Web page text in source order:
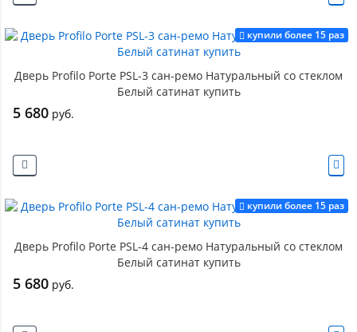
купили более 15 раз
Дверь Profilo Porte PSL-3 сан-ремо Натуральный со стеклом
Белый сатинат купить
5 680 руб.
купили более 15 раз
Дверь Profilo Porte PSL-4 сан-ремо Натуральный со стеклом
Белый сатинат купить
5 680 руб.